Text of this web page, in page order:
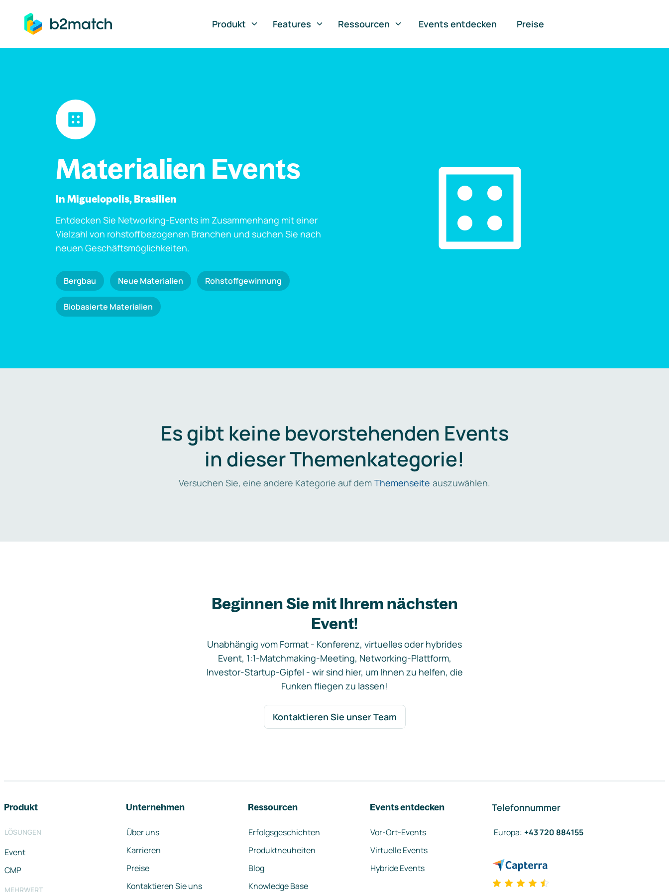
springen
Produkt
Features Ressourcen Events entdecken Preise
Materialien Events
In Miguelopolis, Brasilien
Entdecken Sie Networking-Events im Zusammenhang mit einer
Vielzahl von rohstoffbezogenen Branchen und suchen Sie nach
neuen Geschäftsmöglichkeiten.
Bergbau Neue Materialien Rohstoffgewinnung
Biobasierte Materialien
Es gibt keine bevorstehenden Events
in dieser Themenkategorie!
Versuchen Sie, eine andere Kategorie auf dem Themenseite auszuwählen.
Beginnen Sie mit Ihrem nächsten
Event!
Unabhängig vom Format - Konferenz, virtuelles oder hybrides
Event, 1:1-Matchmaking-Meeting, Networking-Plattform,
Investor-Startup-Gipfel - wir sind hier, um Ihnen zu helfen, die
Funken fliegen zu lassen!
Kontaktieren Sie unser Team
Produkt
LÖSUNGEN
Event
CMP
MEHRWERT
Unternehmen
Über uns
Karrieren
Preise
Kontaktieren Sie uns
Ressourcen
Erfolgsgeschichten
Produktneuheiten
Blog
Knowledge Base
Events entdecken
Vor-Ort-Events
Virtuelle Events
Hybride Events
Telefonnummer
Europa: +43 720 884155